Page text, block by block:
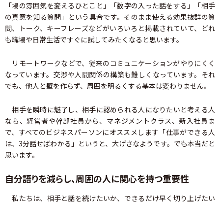
「場の雰囲気を変えるひとこと」「数字の入った話をする」「相手
の真意を知る質問」という具合です。そのまま使える効果抜群の質
問、トーク、キーフレーズなどがいろいろと掲載されていて、どれ
も職場や日常生活ですぐに試してみたくなると思います。
リモートワークなどで、従来のコミュニケーションがやりにくく
なっています。交渉や人間関係の構築も難しくなっています。それ
でも、他人と壁を作らず、周囲を明るくする基本は変わりません。
相手を瞬時に魅了し、相手に認められる人になりたいと考える人
なら、経営者や幹部社員から、マネジメントクラス、新入社員ま
で、すべてのビジネスパーソンにオススメします「仕事ができる人
は、3分話せばわかる」というと、大げさなようです。でも本当だと
思います。
自分語りを減らし、周囲の人に関心を持つ重要性
私たちは、相手と話を続けたいか、できるだけ早く切り上げたい